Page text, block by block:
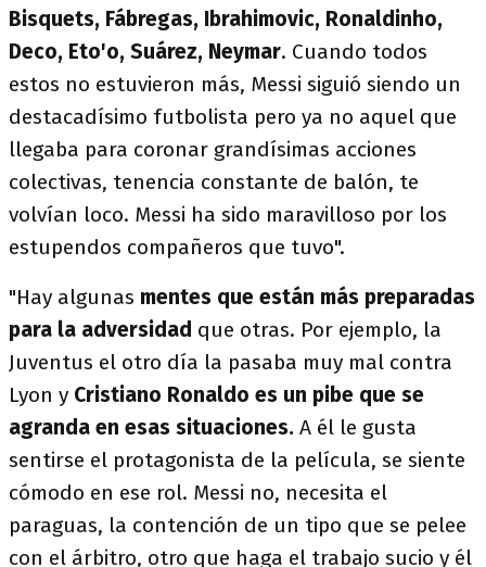
Bisquets, Fábregas, Ibrahimovic, Ronaldinho,
Deco, Eto'o, Suárez, Neymar. Cuando todos
estos no estuvieron más, Messi siguió siendo un
destacadísimo futbolista pero ya no aquel que
llegaba para coronar grandísimas acciones
colectivas, tenencia constante de balón, te
volvían loco. Messi ha sido maravilloso por los
estupendos compañeros que tuvo".
"Hay algunas mentes que están más preparadas
para la adversidad que otras. Por ejemplo, la
Juventus el otro día la pasaba muy mal contra
Lyon y Cristiano Ronaldo es un pibe que se
agranda en esas situaciones. A él le gusta
sentirse el protagonista de la película, se siente
cómodo en ese rol. Messi no, necesita el
paraguas, la contención de un tipo que se pelee
con el árbitro, otro que haga el trabajo sucio y él